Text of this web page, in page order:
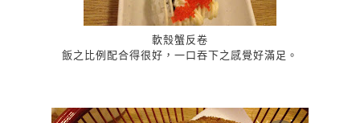
軟殼蟹反卷
飯之比例配合得很好，一口吞下之感覺好滿足。